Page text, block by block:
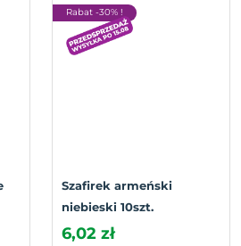
Rabat -30% !
Szafirek armeński
niebieski 10szt.
6,02 zł